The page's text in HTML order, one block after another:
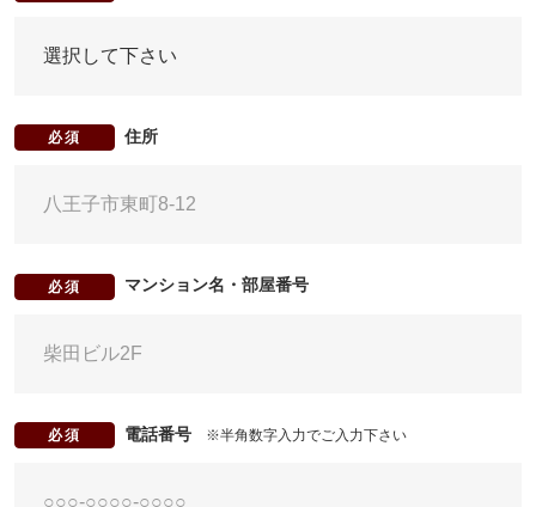
必須 住所
必須 マンション名・部屋番号
必須 電話番号 ※半角数字入力でご入力下さい